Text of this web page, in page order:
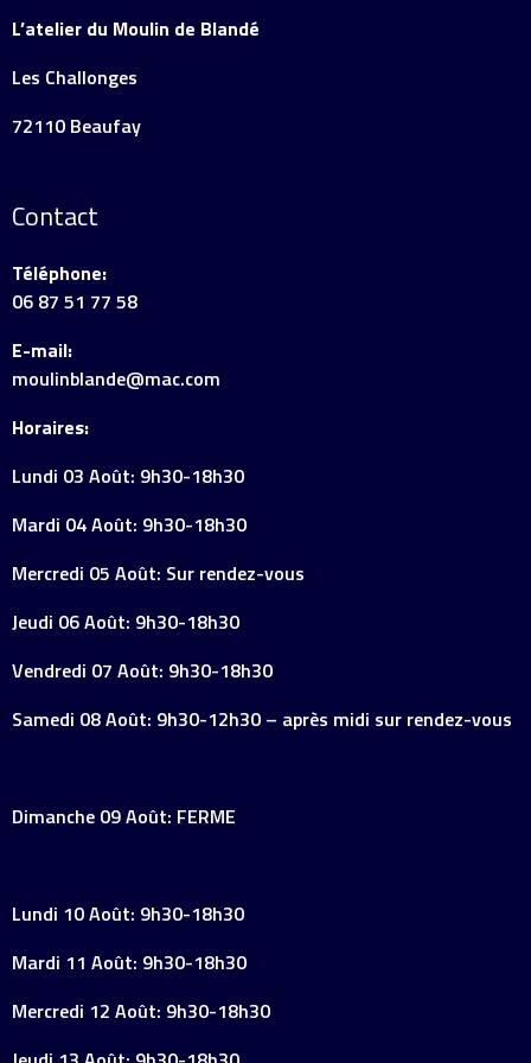
L’atelier du Moulin de Blandé
Les Challonges
72110 Beaufay
Contact
Téléphone:
06 87 51 77 58
E-mail:
moulinblande@mac.com
Horaires:
Lundi 03 Août: 9h30-18h30
Mardi 04 Août: 9h30-18h30
Mercredi 05 Août: Sur rendez-vous
Jeudi 06 Août: 9h30-18h30
Vendredi 07 Août: 9h30-18h30
Samedi 08 Août: 9h30-12h30 – après midi sur rendez-vous
Dimanche 09 Août: FERME
Lundi 10 Août: 9h30-18h30
Mardi 11 Août: 9h30-18h30
Mercredi 12 Août: 9h30-18h30